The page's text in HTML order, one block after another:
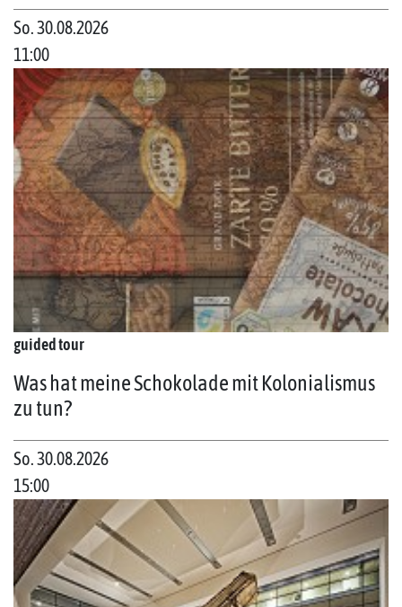
So. 30.08.2026
11:00
guided tour
Was hat meine Schokolade mit Kolonialismus
zu tun?
So. 30.08.2026
15:00